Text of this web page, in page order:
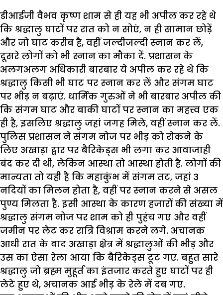
डीआईजी वैभव कृष्ण शाम से ही यह भी अपील कर रहे थे
कि श्रद्धालु घाटों पर रात को न सोएं, न ही सामान छोड़ें
और जो घाट करीब है, वहीं जल्दीजल्दी स्नान कर लें,
दूसरे लोगों को भी स्नान का मौका दें. प्रशासन के
अलगअलग अधिकारी बारबार ये अपील कर रहे थे कि
श्रद्धालु किसी भी घाट पर स्नान कर लें और संगम घाट
पर भीड़ न बढ़ाएं. धार्मिक गुरुओं ने भी बारबार अपील की
कि संगम घाट और बाकी घाटों पर स्नान का महत्त्व एक
ही है, इसलिए श्रद्धालु जहां जगह मिले, वहीं स्नान कर लें.
पुलिस प्रशासन ने संगम नोज पर भीड़ को रोकने के
लिए अखाड़ा द्वार पर बैरिकेड्स भी लगा कर आवाजाही
बंद कर दी थी, लेकिन आस्था तो आस्था होती है. लोगों की
मान्यता तो यही है कि महाकुंभ में संगम तट, जहां 3
नदियों का मिलन होता है, वहीं पर स्नान करने से असल
पुण्य मिलता है. इसी आस्था के कारण हजारों की संख्या में
श्रद्धालु संगम नोज पर शाम को ही पुहंच गए और वहीं
जमीन पर लेट कर रात्रि विश्राम करने लगे. अचानक
आधी रात के बाद अखाड़ा क्षेत्र में श्रद्धालुओं की भीड़ और
उस का ऐसा रेला आया कि बैरिकेड्स टूट गए. बहुत सारे
श्रद्धालु जो ब्रह्म मुहूर्त का इंतजार करते हुए घाटों पर ही
लेटे हुए थे, अचानक आई भीड़ के रेले में दब गए.